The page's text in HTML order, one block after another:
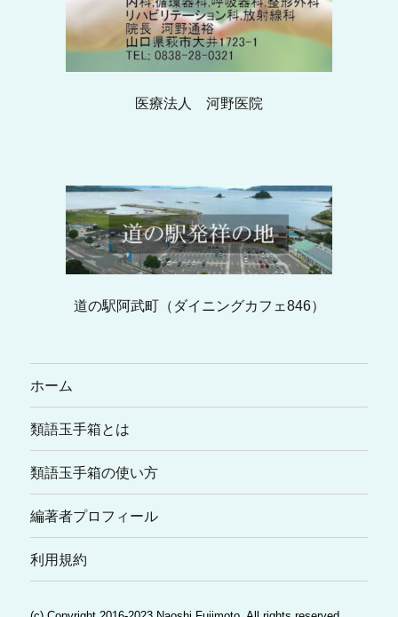
医療法人 河野医院
道の駅阿武町（ダイニングカフェ846）
ホーム
類語玉手箱とは
類語玉手箱の使い方
編著者プロフィール
利用規約